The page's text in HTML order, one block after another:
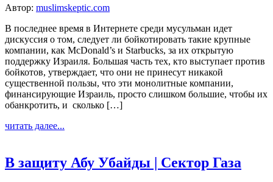
Автор: muslimskeptic.com
В последнее время в Интернете среди мусульман идет
дискуссия о том, следует ли бойкотировать такие крупные
компании, как McDonald’s и Starbucks, за их открытую
поддержку Израиля. Большая часть тех, кто выступает против
бойкотов, утверждает, что они не принесут никакой
существенной пользы, что эти монолитные компании,
финансирующие Израиль, просто слишком большие, чтобы их
обанкротить, и сколько […]
читать далее...
В защиту Абу Убайды | Сектор Газа